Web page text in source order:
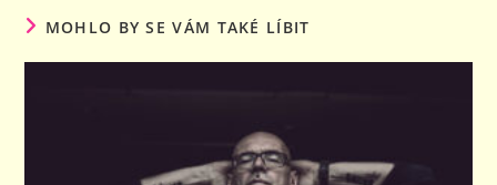
MOHLO BY SE VÁM TAKÉ LÍBIT